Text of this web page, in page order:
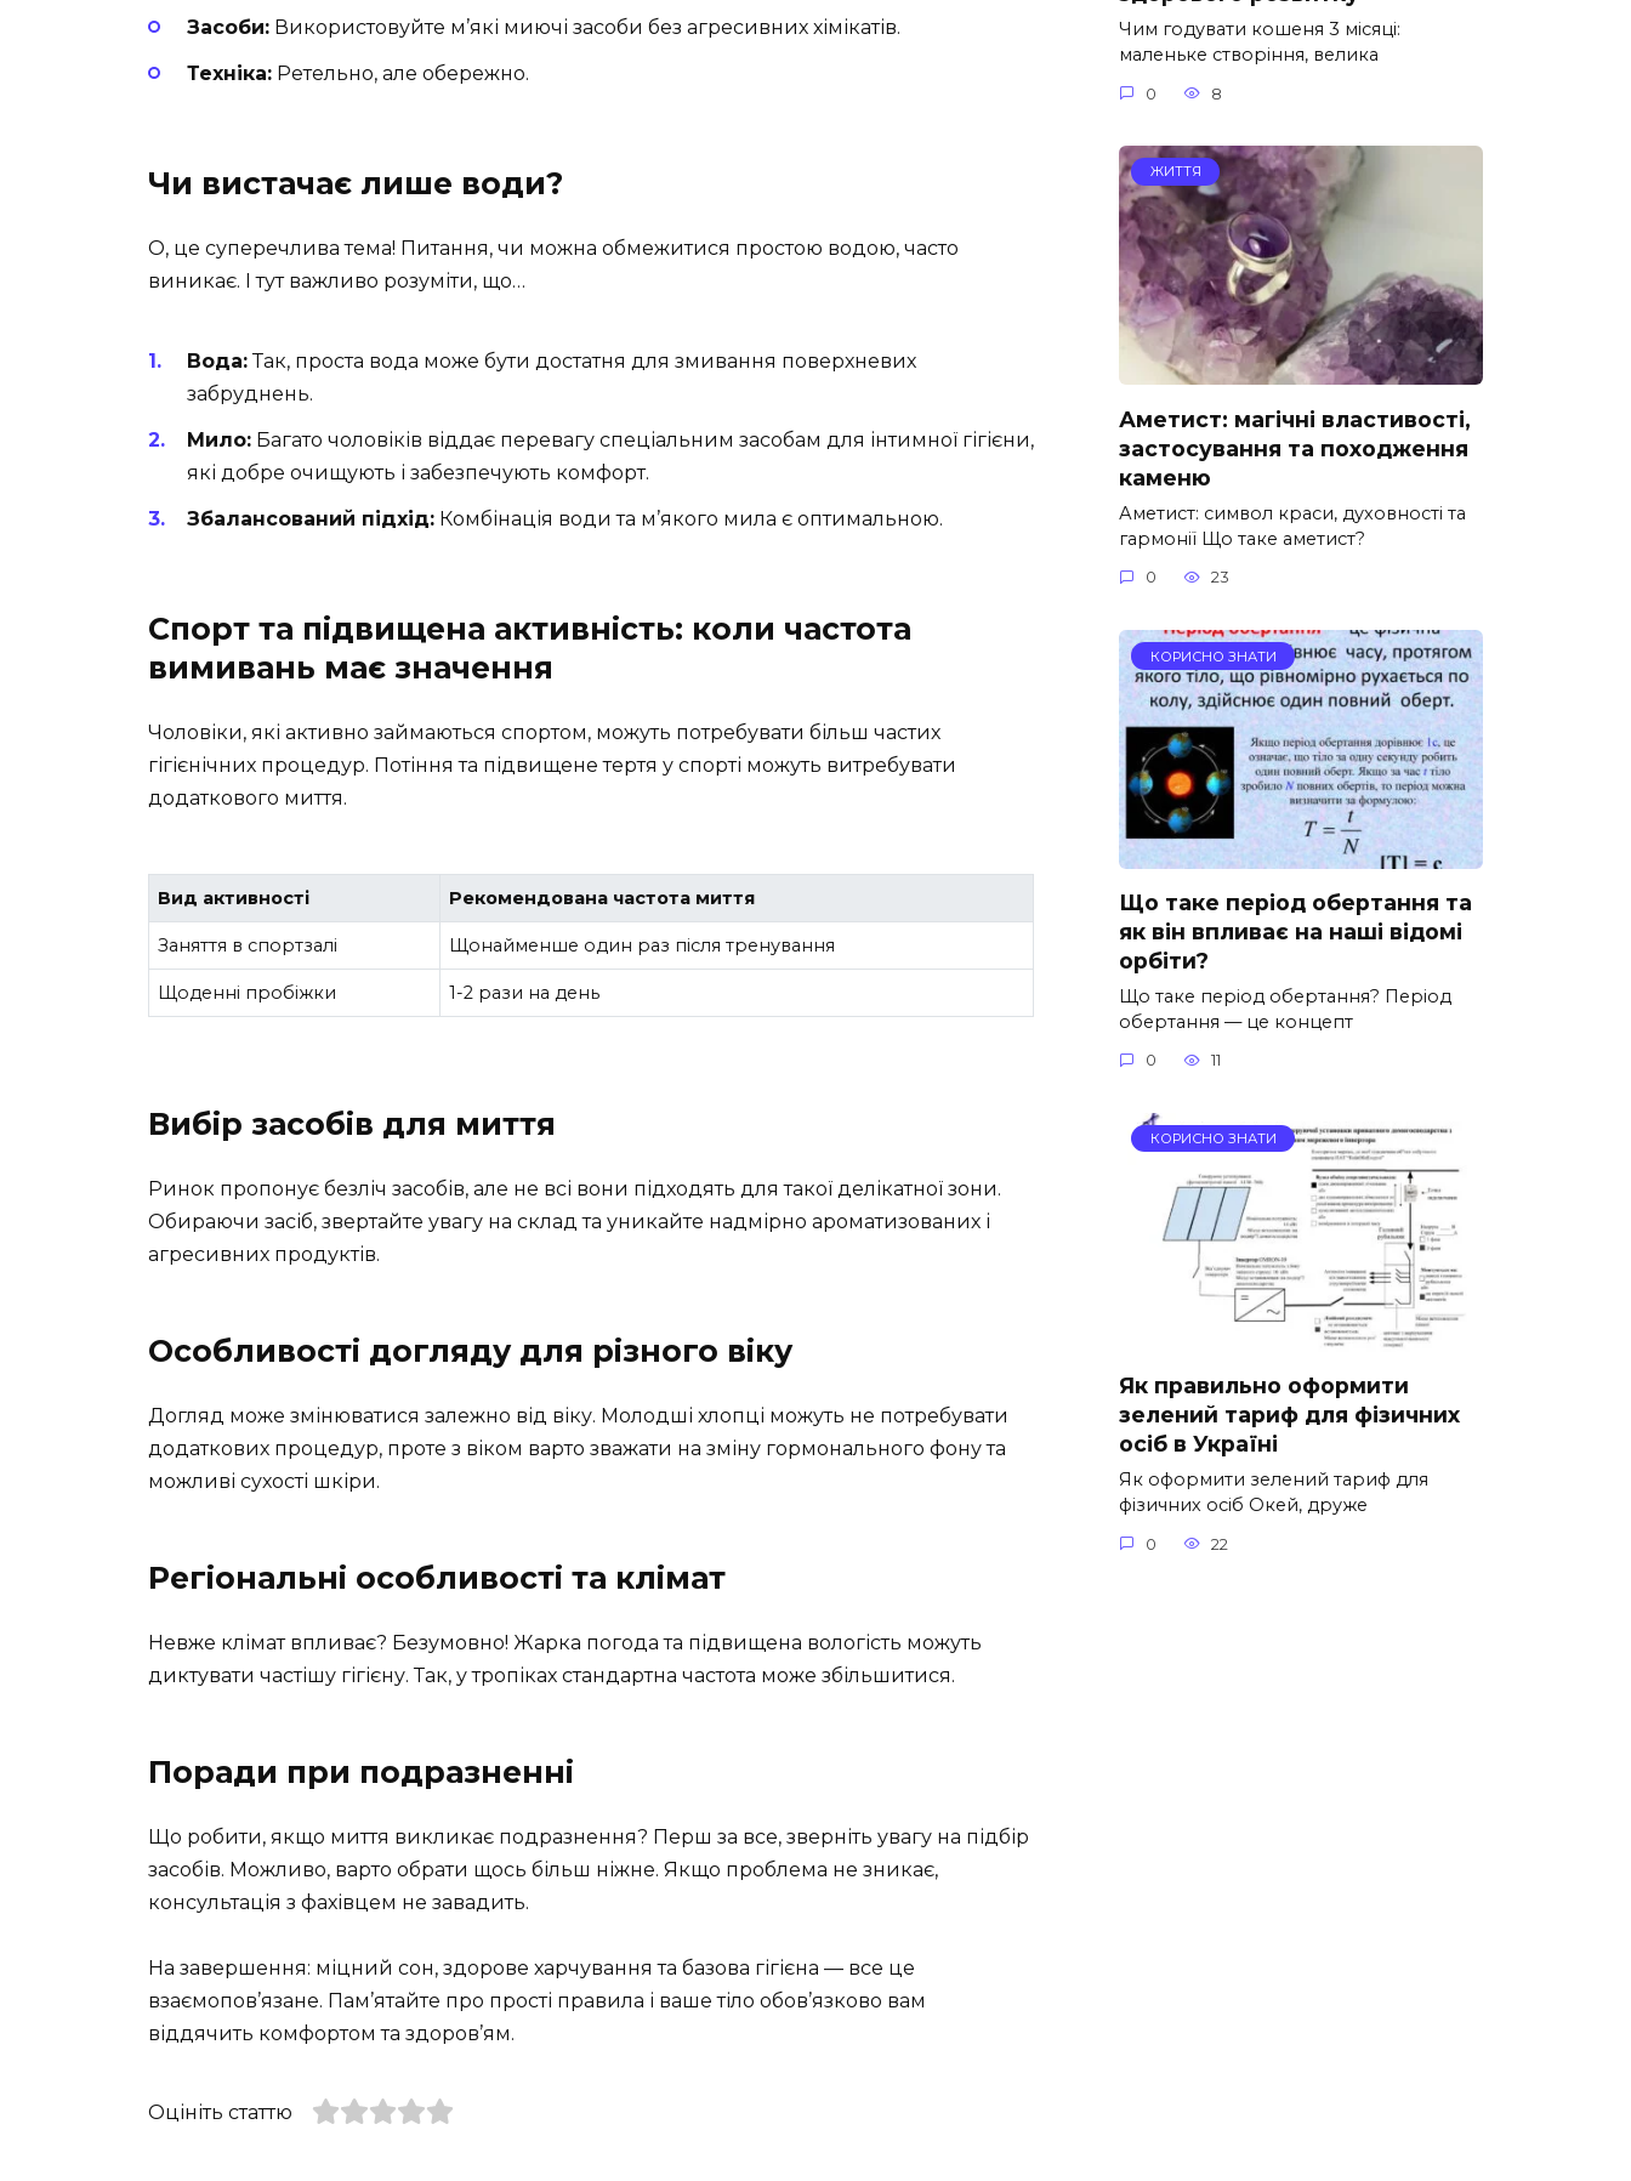
Засоби: Використовуйте м’які миючі засоби без агресивних хімікатів.
Техніка: Ретельно, але обережно.
Чи вистачає лише води?
О, це суперечлива тема! Питання, чи можна обмежитися простою водою, часто
виникає. І тут важливо розуміти, що…
Вода:Так, проста вода може бути достатня для змивання поверхневих
забруднень.
Мило: Багато чоловіків віддає перевагу спеціальним засобам для інтимної гігієни,
які добре очищують і забезпечують комфорт.
Збалансований підхід: Комбінація води та м’якого мила є оптимальною.
Спорт та підвищена активність: коли частота
вимивань має значення
Чоловіки, які активно займаються спортом, можуть потребувати більш частих
гігієнічних процедур. Потіння та підвищене тертя у спорті можуть витребувати
додаткового миття.
Вид активності Рекомендована частота миття
Заняття в спортзалі Щонайменше один раз після тренування
Щоденні пробіжки 1-2 рази на день
Вибір засобів для миття
Ринок пропонує безліч засобів, але не всі вони підходять для такої делікатної зони.
Обираючи засіб, звертайте увагу на склад та уникайте надмірно ароматизованих і
агресивних продуктів.
Особливості догляду для різного віку
Догляд може змінюватися залежно від віку. Молодші хлопці можуть не потребувати
додаткових процедур, проте з віком варто зважати на зміну гормонального фону та
можливі сухості шкіри.
Регіональні особливості та клімат
Невже клімат впливає? Безумовно! Жарка погода та підвищена вологість можуть
диктувати частішу гігієну. Так, у тропіках стандартна частота може збільшитися.
Поради при подразненні
Що робити, якщо миття викликає подразнення? Перш за все, зверніть увагу на підбір
засобів. Можливо, варто обрати щось більш ніжне. Якщо проблема не зникає,
консультація з фахівцем не завадить.
На завершення: міцний сон, здорове харчування та базова гігієна — все це
взаємопов’язане. Пам’ятайте про прості правила і ваше тіло обов’язково вам
віддячить комфортом та здоров’ям.
Оцініть статтю
Чим годувати кошеня 3 місяці:
маленьке створіння, велика
0 8
ЖИТТЯ
Аметист: магічні властивості,
застосування та походження
каменю
Аметист: символ краси, духовності та
гармонії Що таке аметист?
0 23
КОРИСНО ЗНАТИ
Що таке період обертання та
як він впливає на наші відомі
орбіти?
Що таке період обертання? Період
обертання — це концепт
0 11
КОРИСНО ЗНАТИ
Як правильно оформити
зелений тариф для фізичних
осіб в Україні
Як оформити зелений тариф для
фізичних осіб Окей, друже
0 22